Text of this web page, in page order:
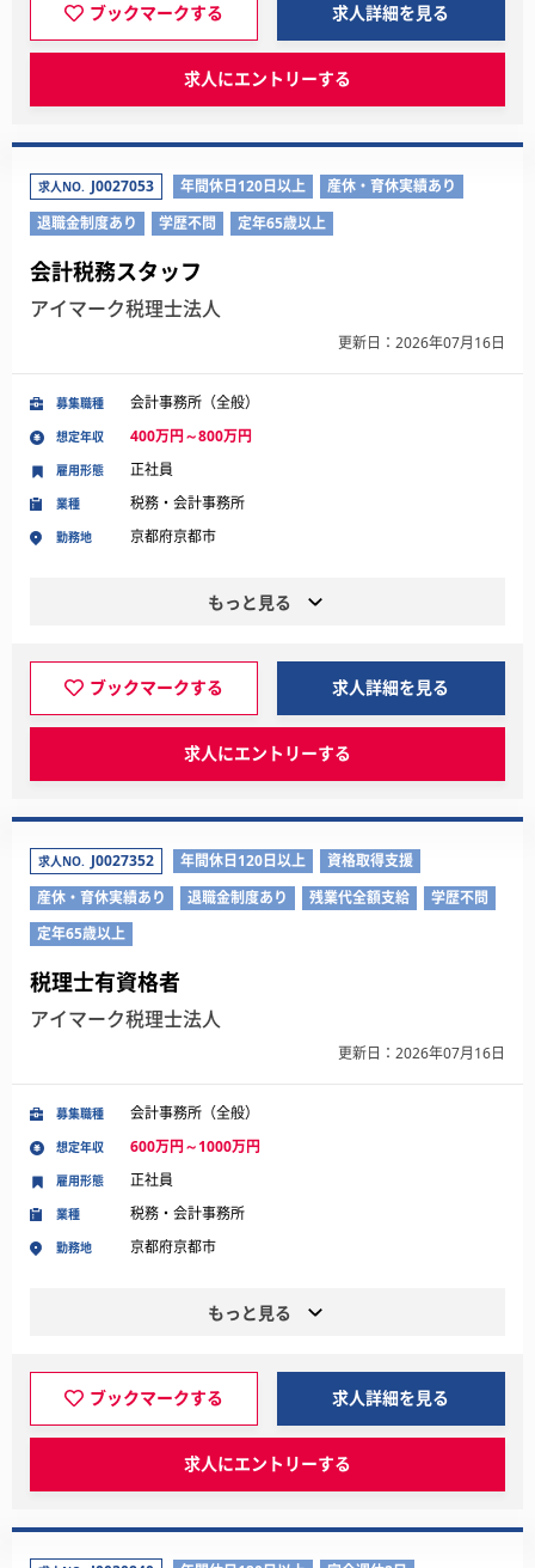
ブックマークする 求人詳細を見る
求人にエントリーする
求人NO. J0027053 年間休日120日以上
産休・育休実績あり
退職金制度あり
学歴不問 定年65歳以上
会計税務スタッフ
アイマーク税理士法人
更新日：2026年07月16日
募集職種 会計事務所（全般）
想定年収 400万円～800万円
業種 税務・会計事務所
勤務地 京都府京都市
雇用形態 正社員
もっと見る
ブックマークする 求人詳細を見る
求人にエントリーする
求人NO. J0027352 年間休日120日以上
資格取得支援
産休・育休実績あり
退職金制度あり 残業代全額支給
学歴不問
定年65歳以上
税理士有資格者
アイマーク税理士法人
更新日：2026年07月16日
募集職種 会計事務所（全般）
想定年収 600万円～1000万円
業種 税務・会計事務所
勤務地 京都府京都市
雇用形態 正社員
もっと見る
ブックマークする 求人詳細を見る
求人にエントリーする